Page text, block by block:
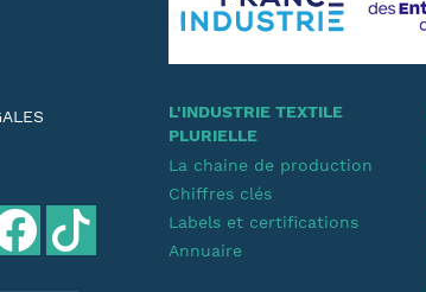
L'INDUSTRIE TEXTILE
PLURIELLE
La chaine de production
Chiffres clés
Labels et certifications
Annuaire